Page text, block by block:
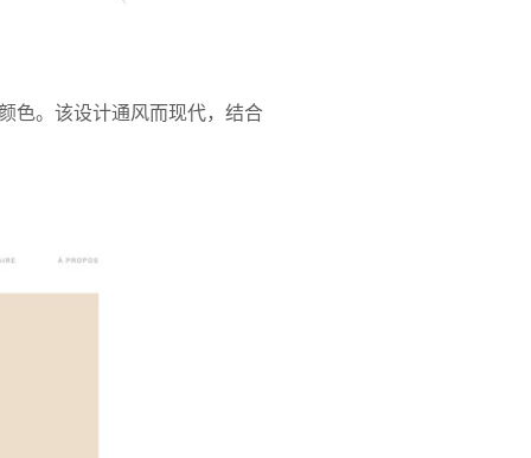
色。该设计通风而现代，结合